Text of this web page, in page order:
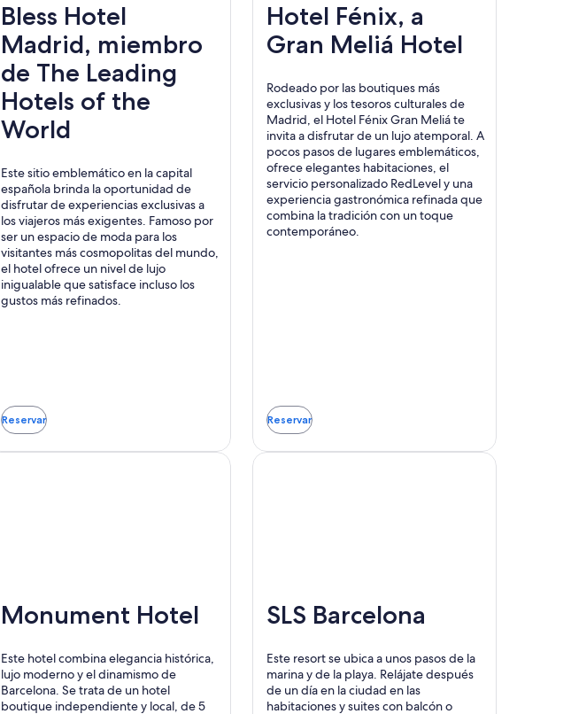
Bless Hotel
Madrid, miembro
de The Leading
Hotels of the
World
Este sitio emblemático en la capital
española brinda la oportunidad de
disfrutar de experiencias exclusivas a
los viajeros más exigentes. Famoso por
ser un espacio de moda para los
visitantes más cosmopolitas del mundo,
el hotel ofrece un nivel de lujo
inigualable que satisface incluso los
gustos más refinados.
Reservar
Se
en
Hotel Fénix, a
Gran Meliá Hotel
Rodeado por las boutiques más
exclusivas y los tesoros culturales de
Madrid, el Hotel Fénix Gran Meliá te
invita a disfrutar de un lujo atemporal. A
pocos pasos de lugares emblemáticos,
ofrece elegantes habitaciones, el
servicio personalizado RedLevel y una
experiencia gastronómica refinada que
combina la tradición con un toque
contemporáneo.
Reservar
Se
en
Monument Hotel
Este hotel combina elegancia histórica,
lujo moderno y el dinamismo de
Barcelona. Se trata de un hotel
boutique independiente y local, de 5
SLS Barcelona
Este resort se ubica a unos pasos de la
marina y de la playa. Relájate después
de un día en la ciudad en las
habitaciones y suites con balcón o